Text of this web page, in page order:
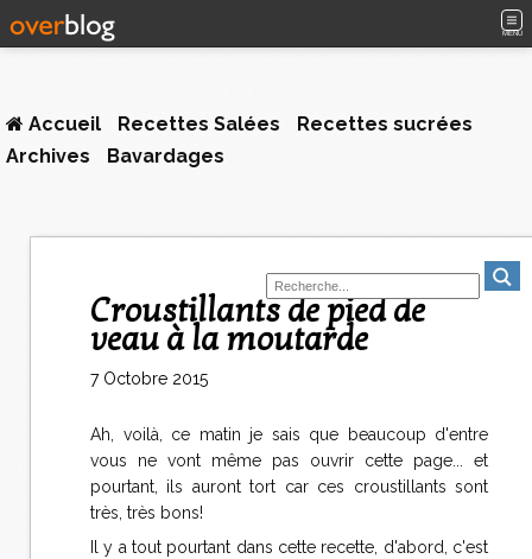
MENU
Accueil Recettes Salées
Recettes sucrées
Archives
Bavardages
Croustillants de pied de
veau à la moutarde
7 Octobre 2015
Ah, voilà, ce matin je sais que beaucoup d'entre
vous ne vont même pas ouvrir cette page... et
pourtant, ils auront tort car ces croustillants sont
très, très bons!
Il y a tout pourtant dans cette recette, d'abord, c'est